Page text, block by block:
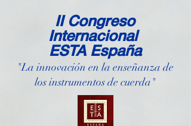
II Congreso
Internacional
ESTA España
"La innovación en la enseñanza de
los instrumentos de cuerda"